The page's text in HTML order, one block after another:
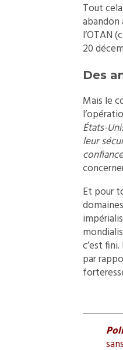
Tout
l’OTAN
20
Des
Mais le
États-
leur
Et pour
c’est
par